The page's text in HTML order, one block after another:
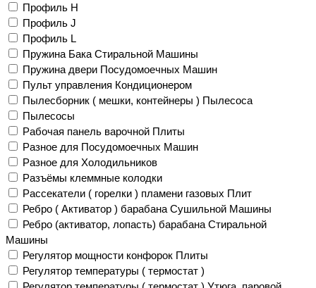
Профиль H
Профиль J
Профиль L
Пружина Бака Стиральной Машины
Пружина двери Посудомоечных Машин
Пульт управления Кондиционером
Пылесборник ( мешки, контейнеры ) Пылесоса
Пылесосы
Рабочая панель варочной Плиты
Разное для Посудомоечных Машин
Разное для Холодильников
Разъёмы клеммные колодки
Рассекатели ( горелки ) пламени газовых Плит
Ребро ( Активатор ) барабана Сушильной Машины
Ребро (активатор, лопасть) барабана Стиральной
Машины
Регулятор мощности конфорок Плиты
Регулятор температуры ( термостат )